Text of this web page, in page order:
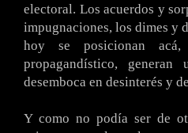
electoral. Los acuerdos y
impugnaciones, los dimes y
hoy se posicionan
propagandístico,
desemboca en desinterés y
Y como no podía ser de